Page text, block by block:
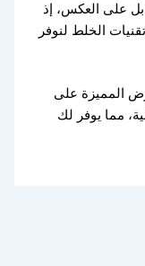
على العكس، إذ
الخلط لنوفر
المميزة على
مما يوفر لك